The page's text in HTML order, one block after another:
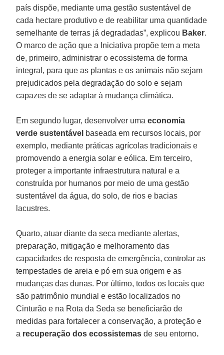
país dispõe, mediante uma gestão sustentável de
cada hectare produtivo e de reabilitar uma quantidade
semelhante de terras já degradadas”, explicou Baker.
O marco de ação que a Iniciativa propõe tem a meta
de, primeiro, administrar o ecossistema de forma
integral, para que as plantas e os animais não sejam
prejudicados pela degradação do solo e sejam
capazes de se adaptar à mudança climática.
Em segundo lugar, desenvolver uma economia
verde sustentável baseada em recursos locais, por
exemplo, mediante práticas agrícolas tradicionais e
promovendo a energia solar e eólica. Em terceiro,
proteger a importante infraestrutura natural e a
construída por humanos por meio de uma gestão
sustentável da água, do solo, de rios e bacias
lacustres.
Quarto, atuar diante da seca mediante alertas,
preparação, mitigação e melhoramento das
capacidades de resposta de emergência, controlar as
tempestades de areia e pó em sua origem e as
mudanças das dunas. Por último, todos os locais que
são patrimônio mundial e estão localizados no
Cinturão e na Rota da Seda se beneficiarão de
medidas para fortalecer a conservação, a proteção e
a recuperação dos ecossistemas de seu entorno.